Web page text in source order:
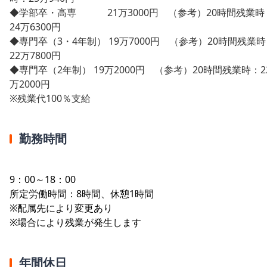
◆学部卒・高専 21万3000円 （参考）20時間残業時
24万6300円
◆専門卒（3・4年制） 19万7000円 （参考）20時間残業
22万7800円
◆専門卒（2年制） 19万2000円 （参考）20時間残業時：
万2000円
※残業代100％支給
勤務時間
9：00～18：00
所定労働時間：8時間、休憩1時間
※配属先により変更あり
※場合により残業が発生します
年間休日